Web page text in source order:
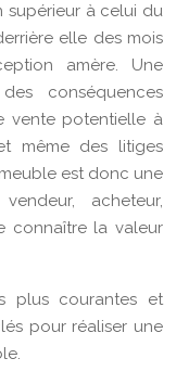
supérieur à celui du
elle des mois
amère. Une
conséquences
vente potentielle à
même des litiges
est donc une
acheteur,
connaître la valeur
plus courantes et
pour réaliser une